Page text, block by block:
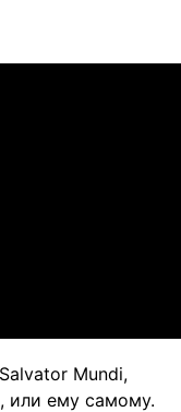
Mundi,
или ему самому.